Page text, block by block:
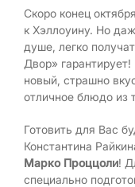
Скоро конец
к Хэллоуину. Но
душе, легко
Двор»
новый, страшно
отличное блюдо из
Готовить для Вас
Константина
Марко Проццоли!
специально